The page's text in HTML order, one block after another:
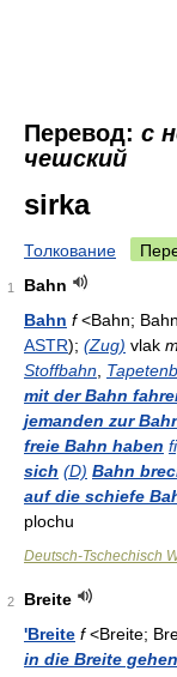
Перевод: с
чешский
sirka
Толкование
1
Bahn
Bahn f<Bahn;
ASTR); (Zug) vlak m
Stoffbahn
mit der Bahn
jemanden zur
freie Bahn haben
sich (D) Bahn
auf die schiefe
plochu
Deutsch-Tschechisch
2
Breite
'Breite f<Breite;
in die Breite gehen